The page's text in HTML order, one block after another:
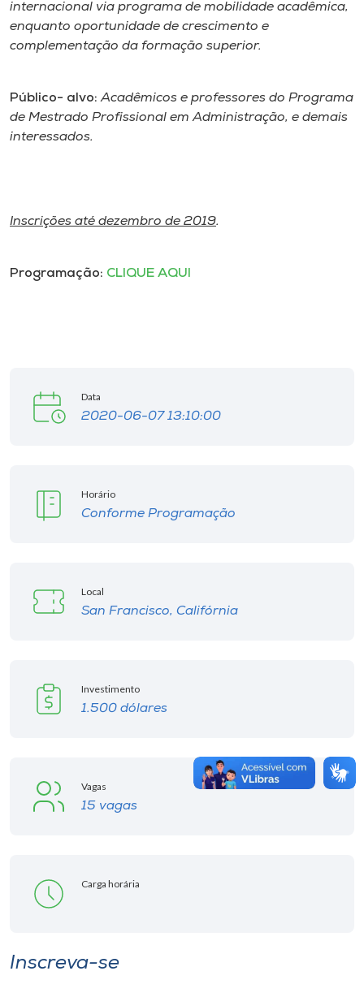
Selecione
A+
internacional via programa de mobilidade acadêmica,
enquanto oportunidade de crescimento e
complementação da formação superior.
Público- alvo: Acadêmicos e professores do Programa
de Mestrado Profissional em Administração, e demais
interessados.
Inscrições até dezembro de 2019.
Programação: CLIQUE AQUI
Data
2020-06-07 13:10:00
Horário
Conforme Programação
Local
San Francisco, Califórnia
Investimento
1.500 dólares
Vagas
15 vagas
Carga horária
Inscreva-se